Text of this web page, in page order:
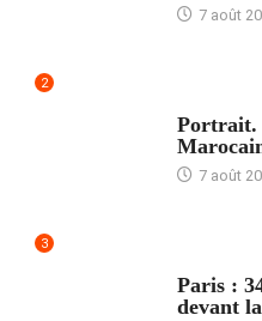
7 août
2
Portrait.
7 août
3
Paris :
devant